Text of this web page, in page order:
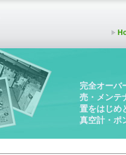
完全オーバ
売・メンテ
置をはじめ
真空計・ポ